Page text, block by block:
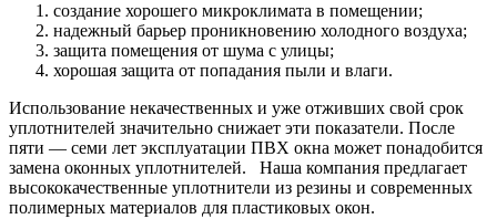
создание хорошего микроклимата в помещении;
надежный барьер проникновению холодного воздуха;
защита помещения от шума с улицы;
хорошая защита от попадания пыли и влаги.
Использование некачественных и уже отживших свой срок
уплотнителей значительно снижает эти показатели. После
пяти — семи лет эксплуатации ПВХ окна может понадобится
замена оконных уплотнителей. Наша компания предлагает
высококачественные уплотнители из резины и современных
полимерных материалов для пластиковых окон.